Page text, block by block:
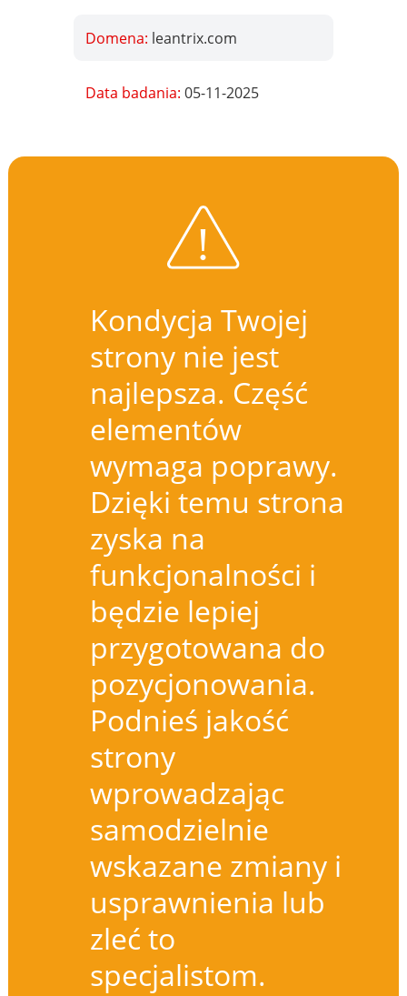
Domena: leantrix.com
Data badania:05-11-2025
Kondycja Twojej
strony nie jest
najlepsza. Część
elementów
wymaga poprawy.
Dzięki temu strona
zyska na
funkcjonalności i
będzie lepiej
przygotowana do
pozycjonowania.
Podnieś jakość
strony
wprowadzając
samodzielnie
wskazane zmiany i
usprawnienia lub
zleć to
specjalistom.